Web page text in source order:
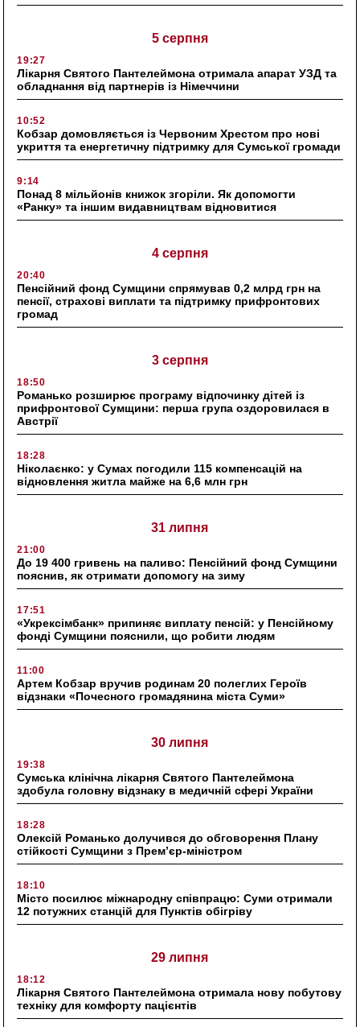
5 серпня
19:27
Лікарня Святого Пантелеймона отримала апарат УЗД та
обладнання від партнерів із Німеччини
10:52
Кобзар домовляється із Червоним Хрестом про нові
укриття та енергетичну підтримку для Сумської громади
9:14
Понад 8 мільйонів книжок згоріли. Як допомогти
«Ранку» та іншим видавництвам відновитися
4 серпня
20:40
Пенсійний фонд Сумщини спрямував 0,2 млрд грн на
пенсії, страхові виплати та підтримку прифронтових
громад
3 серпня
18:50
Романько розширює програму відпочинку дітей із
прифронтової Сумщини: перша група оздоровилася в
Австрії
18:28
Ніколаєнко: у Сумах погодили 115 компенсацій на
відновлення житла майже на 6,6 млн грн
31 липня
21:00
До 19 400 гривень на паливо: Пенсійний фонд Сумщини
пояснив, як отримати допомогу на зиму
17:51
«Укрексімбанк» припиняє виплату пенсій: у Пенсійному
фонді Сумщини пояснили, що робити людям
11:00
Артем Кобзар вручив родинам 20 полеглих Героїв
відзнаки «Почесного громадянина міста Суми»
30 липня
19:38
Сумська клінічна лікарня Святого Пантелеймона
здобула головну відзнаку в медичній сфері України
18:28
Олексій Романько долучився до обговорення Плану
стійкості Сумщини з Прем’єр-міністром
18:10
Місто посилює міжнародну співпрацю: Суми отримали
12 потужних станцій для Пунктів обігріву
29 липня
18:12
Лікарня Святого Пантелеймона отримала нову побутову
техніку для комфорту пацієнтів